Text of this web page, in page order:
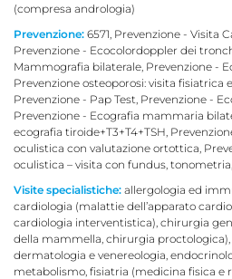
(compresa andrologia)
Prevenzione: 6571, Prevenzione - Visita
Prevenzione - Ecocolordoppler dei
Mammografia bilaterale, Prevenzione -
Prevenzione osteoporosi: visita fisiatrica
Prevenzione - Pap Test, Prevenzione -
Prevenzione - Ecografia mammaria
ecografia tiroide+T3+T4+TSH,
oculistica con valutazione ortottica,
oculistica – visita con fundus,
Visite specialistiche: allergologia ed
cardiologia (malattie dell’apparato
cardiologia interventistica), chirurgia
della mammella, chirurgia proctologica),
dermatologia e venereologia,
metabolismo, fisiatria (medicina fisica e